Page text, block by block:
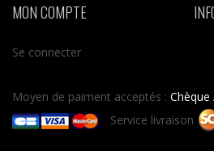
MON COMPTE
Se connecter
Moyen de paiment acceptés : Chèque
Service livraison